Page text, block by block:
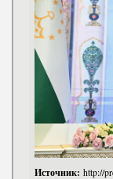
Источник: http://